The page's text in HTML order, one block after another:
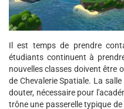
Il est temps de prendre
étudiants continuent à
nouvelles classes doivent être
de Chevalerie Spatiale. La
douter, nécessaire pour
trône une passerelle typique